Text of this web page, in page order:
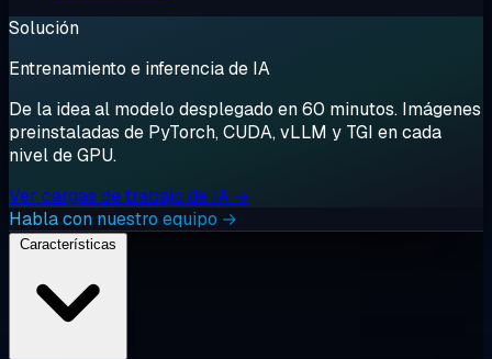
Solución
Entrenamiento e inferencia de IA
De la idea al modelo desplegado en 60 minutos. Imágenes
preinstaladas de PyTorch, CUDA, vLLM y TGI en cada
nivel de GPU.
Ver cargas de trabajo de IA →
Habla con nuestro equipo →